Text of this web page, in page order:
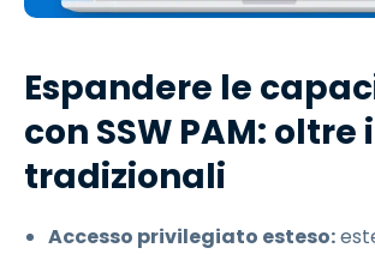
Espandere le
con SSW PAM:
tradizionali
Accesso privilegiato esteso: